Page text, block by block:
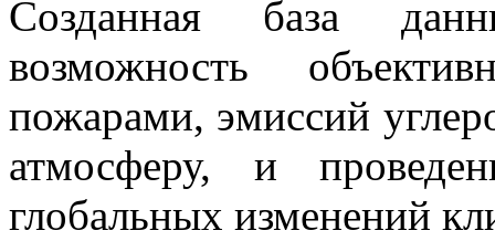
Созданная база
возможность
пожарами, эмиссий
атмосферу, и
глобальных изменений